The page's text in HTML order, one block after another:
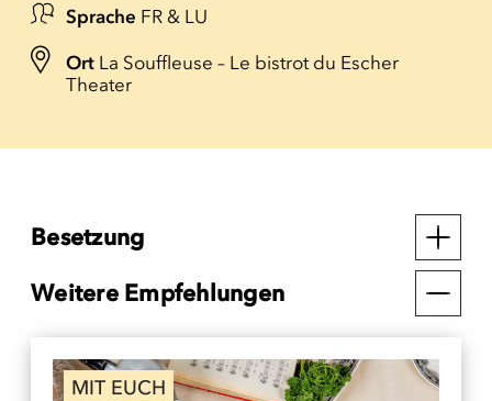
Sprache FR & LU
Ort La Souffleuse – Le bistrot du Escher
Theater
Besetzung
Weitere Empfehlungen
MIT EUCH